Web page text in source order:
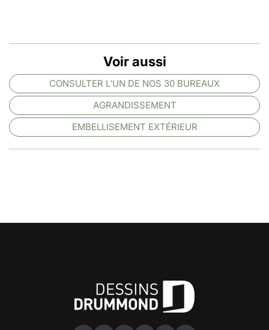
Voir aussi
CONSULTER L'UN DE NOS 30 BUREAUX
AGRANDISSEMENT
EMBELLISEMENT EXTÉRIEUR